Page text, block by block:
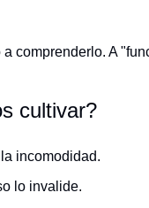
comprenderlo. A
cultivar?
incomodidad.
lo invalide.